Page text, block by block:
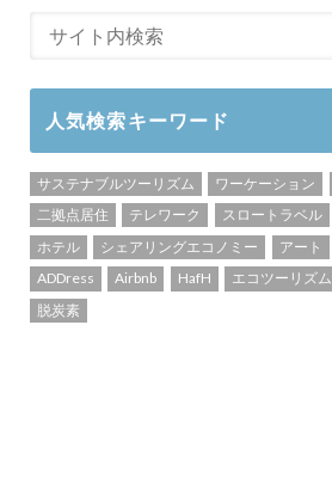
人気検索キーワード
サステナブルツーリズム ワーケーション
二拠点居住
テレワーク スロートラベル
ホテル
シェアリングエコノミー アート
ADDress
Airbnb HafH エコツーリズム
脱炭素